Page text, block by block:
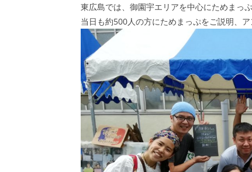
東広島では、御園宇エリアを中心にためまっ
当日も約500人の方にためまっぷをご説明、